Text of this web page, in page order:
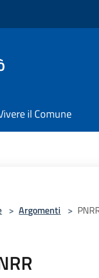
il Comune
> Argomenti >